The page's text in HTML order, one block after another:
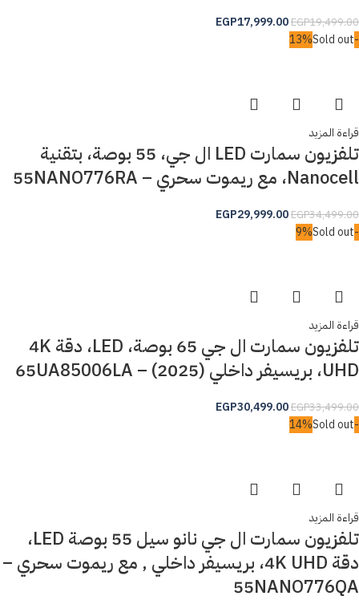
EGP19,499.00
EGP17,999.00
-13%
Sold out
قراءة المزيد
تلفزيون سمارت LED ال جي، 55 بوصة، بتقنية
Nanocell، مع ريموت سحري – 55NANO776RA
EGP34,499.00
EGP29,999.00
-9%
Sold out
قراءة المزيد
تلفزيون سمارت ال جي 65 بوصة، LED، دقة 4K
UHD، بريسيفر داخلي (2025) – 65UA85006LA
EGP33,499.00
EGP30,499.00
-14%
Sold out
قراءة المزيد
تلفزيون سمارت ال جي نانو سيل 55 بوصة LED،
دقة 4K UHD، بريسيفر داخلي , مع ريموت سحري –
55NANO776QA